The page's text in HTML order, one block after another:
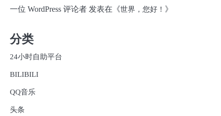
一位 WordPress 评论者 发表在《世界，您好！ 》
分类
24小时自助平台
BILIBILI
QQ音乐
头条